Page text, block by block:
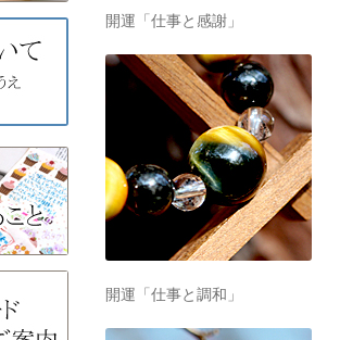
開運「仕事と感謝」
開運「仕事と調和」